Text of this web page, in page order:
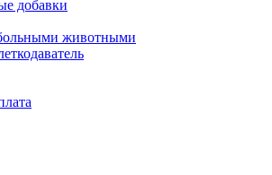
добавки
животными